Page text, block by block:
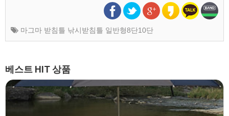
마그마 받침틀 낚시받침틀 일반형8단10단
베스트 HIT 상품